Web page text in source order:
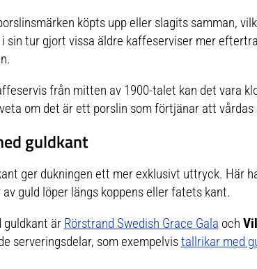
köpts upp eller slagits samman,
sin tur gjort vissa äldre kaffeserviser mer
från mitten av 1900-talet kan det vara
om det är ett porslin som förtjänar att vårdas
guldkant
ger dukningen ett mer exklusivt uttryck. Här
guld löper längs koppens eller fatets kant.
guldkant är Rörstrand Swedish Grace Gala och
serveringsdelar, som exempelvistallrikar med